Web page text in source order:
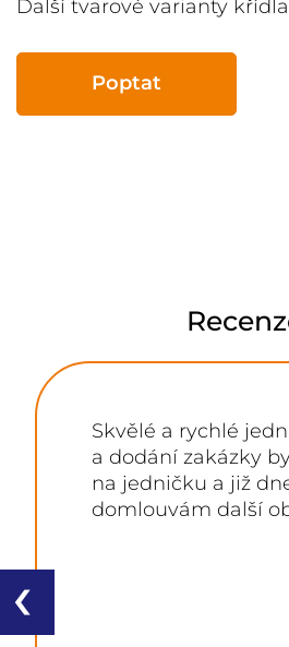
Další tvarové varianty
Poptat
Skvělé a rychlé
a dodání zakázky
na jedničku a již
domlouvám další
‹